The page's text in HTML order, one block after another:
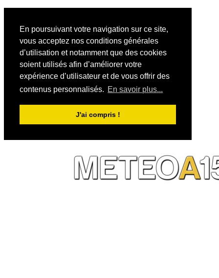
En poursuivant votre navigation sur ce site,
vous acceptez nos conditions générales
d’utilisation et notamment que des cookies
soient utilisés afin d’améliorer votre
expérience d’utilisateur et de vous offrir des
contenus personnalisés. En savoir plus...
J'ai compris !